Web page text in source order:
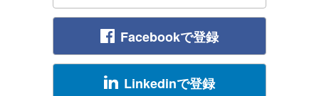
Facebookで登録
Linkedinで登録